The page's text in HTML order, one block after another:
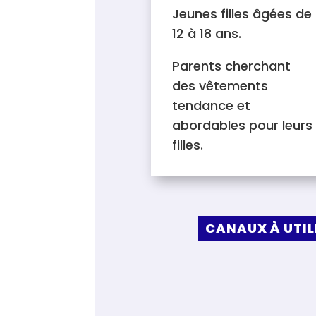
Jeunes filles âgées de
12 à 18 ans.
Parents cherchant
des vêtements
tendance et
abordables pour leurs
filles.
CANAUX À